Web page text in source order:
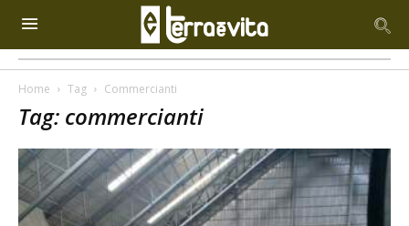
Home Tag Commercianti
Tag: commercianti